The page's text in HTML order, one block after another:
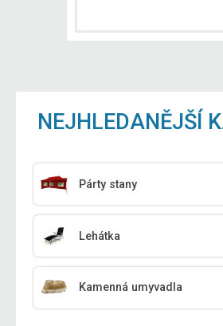
NEJHLEDANĚJŠÍ
Párty stany
Lehátka
Kamenná umyvadla